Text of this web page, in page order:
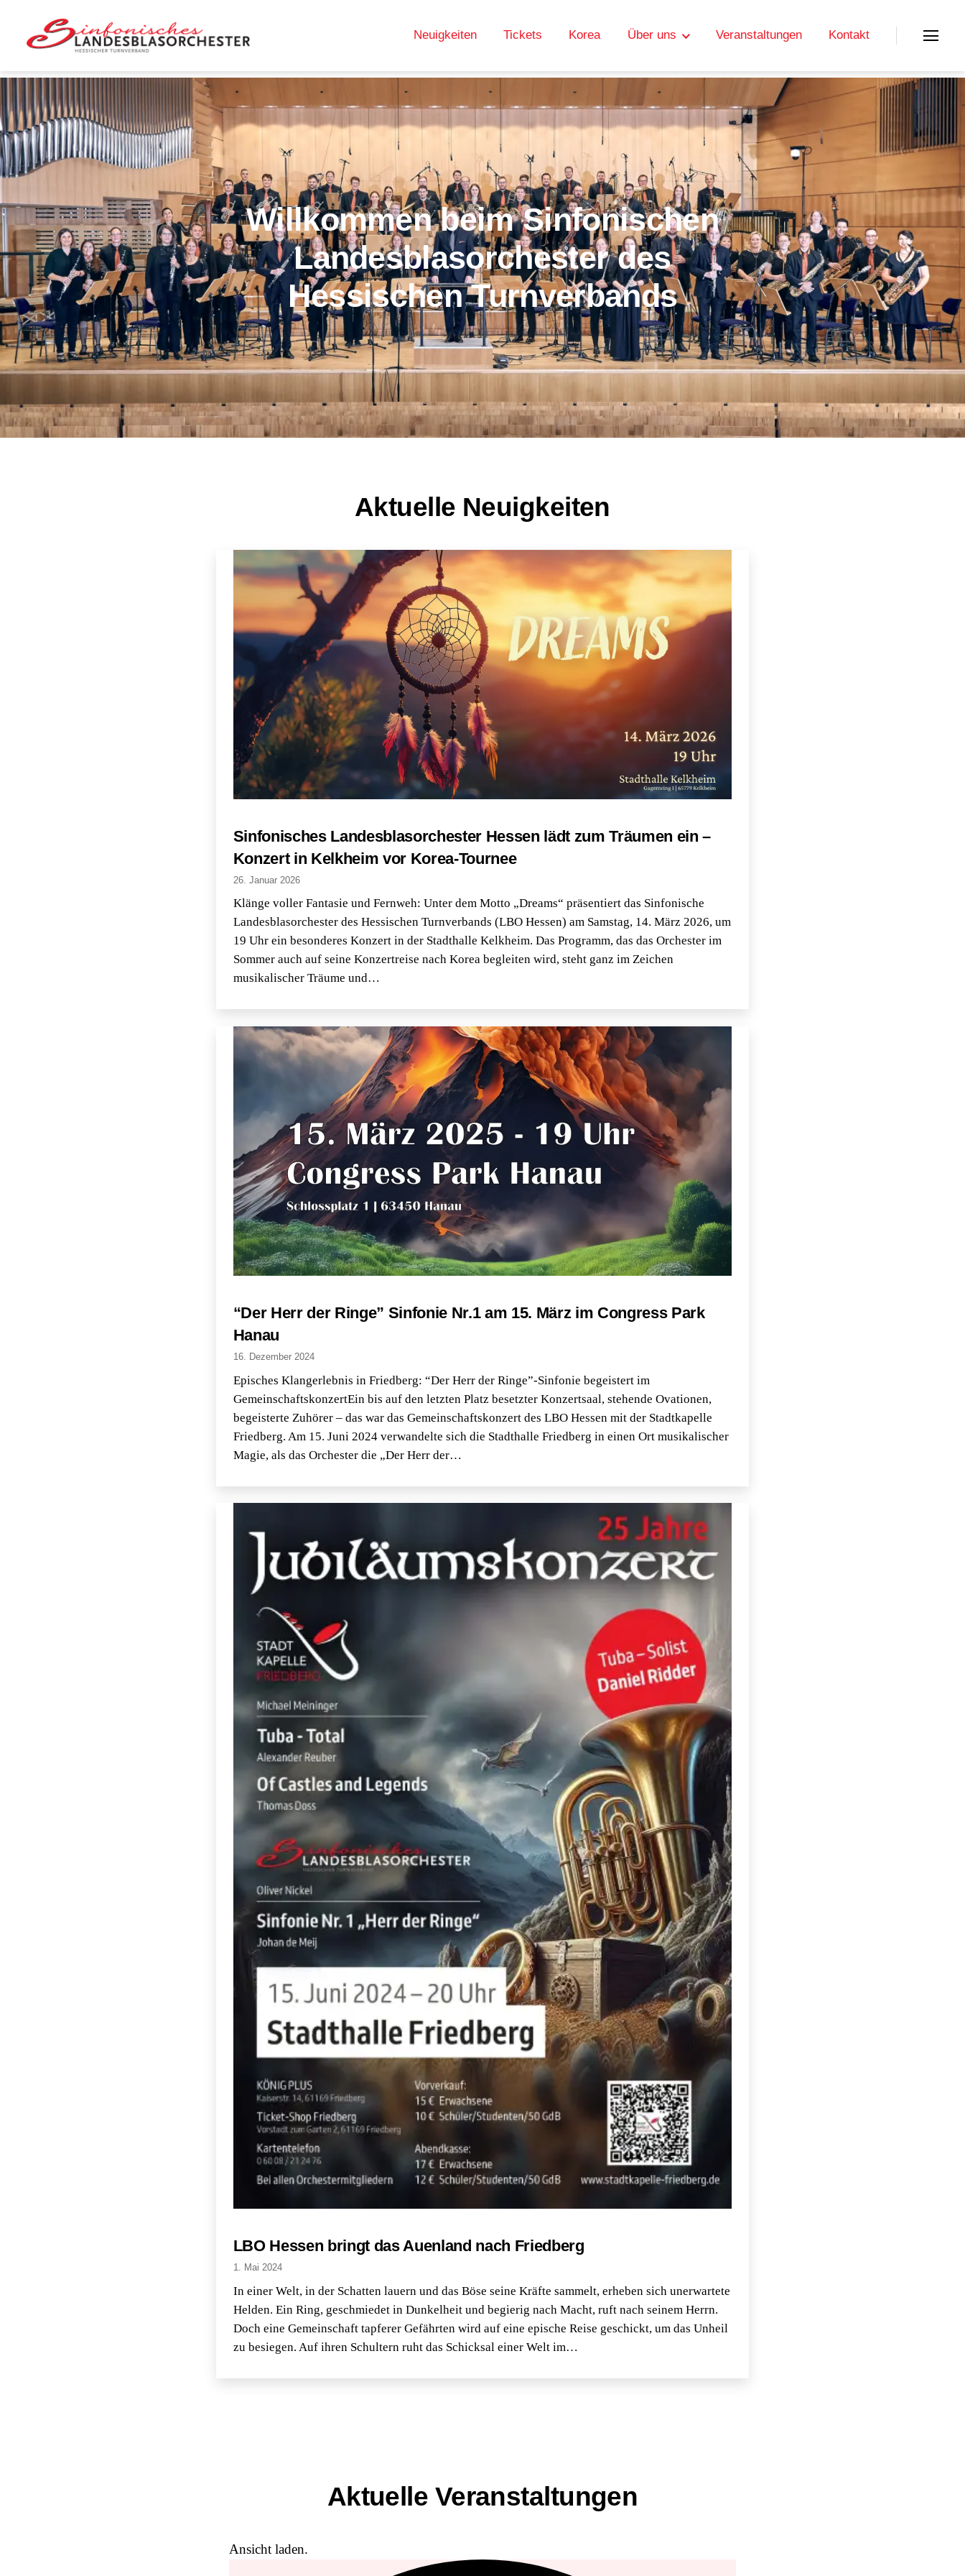
Hessen
Neuigkeiten Tickets Korea Über uns Veranstaltungen Kontakt
Willkommen beim Sinfonischen
Landesblasorchester des
Hessischen Turnverbands
Aktuelle Neuigkeiten
Sinfonisches Landesblasorchester Hessen lädt zum Träumen ein –
Konzert in Kelkheim vor Korea-Tournee
26. Januar 2026
Klänge voller Fantasie und Fernweh: Unter dem Motto „Dreams“ präsentiert das Sinfonische
Landesblasorchester des Hessischen Turnverbands (LBO Hessen) am Samstag, 14. März 2026, um
19 Uhr ein besonderes Konzert in der Stadthalle Kelkheim. Das Programm, das das Orchester im
Sommer auch auf seine Konzertreise nach Korea begleiten wird, steht ganz im Zeichen
musikalischer Träume und…
“Der Herr der Ringe” Sinfonie Nr.1 am 15. März im Congress Park
Hanau
16. Dezember 2024
Episches Klangerlebnis in Friedberg: “Der Herr der Ringe”-Sinfonie begeistert im
GemeinschaftskonzertEin bis auf den letzten Platz besetzter Konzertsaal, stehende Ovationen,
begeisterte Zuhörer – das war das Gemeinschaftskonzert des LBO Hessen mit der Stadtkapelle
Friedberg. Am 15. Juni 2024 verwandelte sich die Stadthalle Friedberg in einen Ort musikalischer
Magie, als das Orchester die „Der Herr der…
LBO Hessen bringt das Auenland nach Friedberg
1. Mai 2024
In einer Welt, in der Schatten lauern und das Böse seine Kräfte sammelt, erheben sich unerwartete
Helden. Ein Ring, geschmiedet in Dunkelheit und begierig nach Macht, ruft nach seinem Herrn.
Doch eine Gemeinschaft tapferer Gefährten wird auf eine epische Reise geschickt, um das Unheil
zu besiegen. Auf ihren Schultern ruht das Schicksal einer Welt im…
Aktuelle Veranstaltungen
Ansicht laden.